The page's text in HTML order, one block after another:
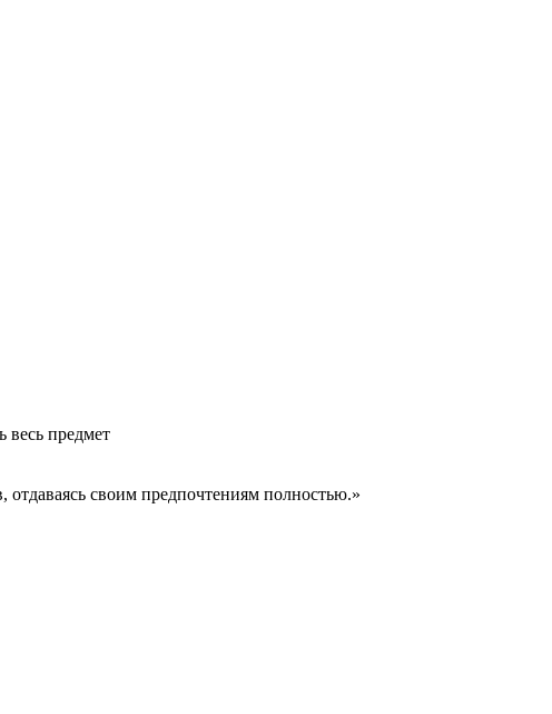
весь предмет
отдаваясь своим предпочтениям полностью.»